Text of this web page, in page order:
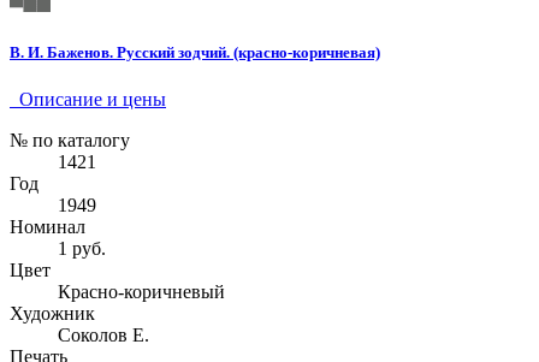
В. И. Баженов. Русский зодчий. (красно-коричневая)
Описание и цены
№ по каталогу
1421
Год
1949
Номинал
1 руб.
Цвет
Красно-коричневый
Художник
Соколов Е.
Печать